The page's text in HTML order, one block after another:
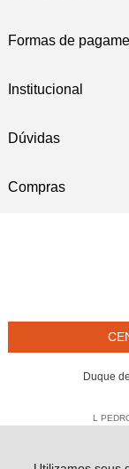
Formas de
Institucional
Dúvidas
Compras
Duque
L